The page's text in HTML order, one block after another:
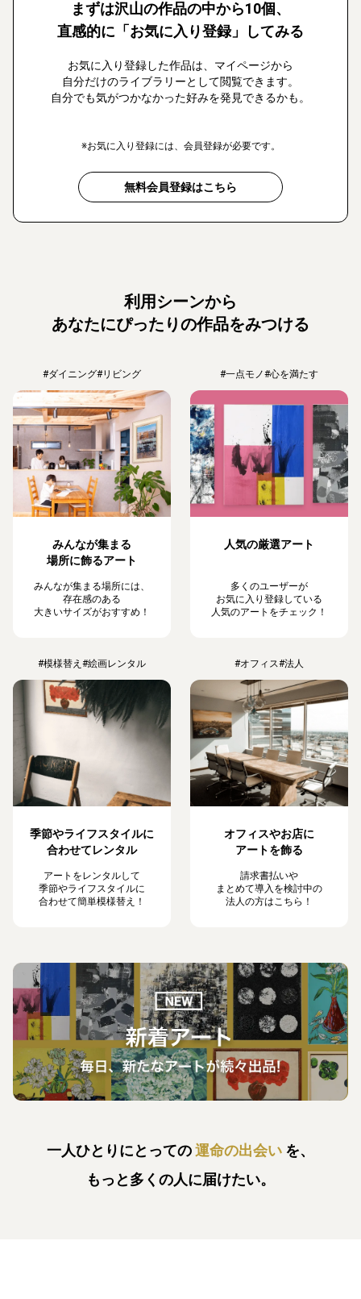
まずは沢山の作品の中から10個、
直感的に「お気に入り登録」してみる
お気に入り登録した作品は、マイページから
自分だけのライブラリーとして閲覧できます。
自分でも気がつかなかった好みを発見できるかも。
※お気に入り登録には、会員登録が必要です。
無料会員登録はこちら
利用シーンから
あなたにぴったりの作品をみつける
#ダイニング#リビング
みんなが集まる
場所に飾るアート
みんなが集まる場所には、
存在感のある
大きいサイズがおすすめ！
#一点モノ#心を満たす
人気の厳選アート
多くのユーザーが
お気に入り登録している
人気のアートをチェック！
#模様替え #絵画レンタル
季節やライフスタイルに
合わせてレンタル
アートをレンタルして
季節やライフスタイルに
合わせて簡単模様替え！
#オフィス#法人
オフィスやお店に
アートを飾る
請求書払いや
まとめて導入を検討中の
法人の方はこちら！
一人ひとりにとっての運命の出会い を、
もっと多くの人に届けたい。